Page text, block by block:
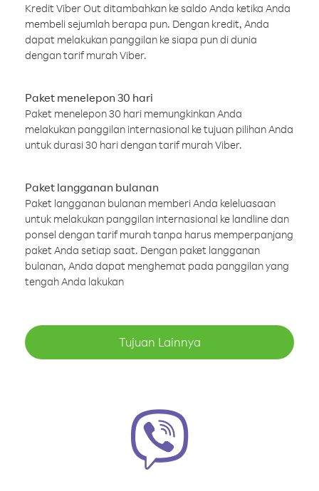
Kredit Viber Out ditambahkan ke saldo Anda ketika Anda
membeli sejumlah berapa pun. Dengan kredit, Anda
dapat melakukan panggilan ke siapa pun di dunia
dengan tarif murah Viber.
Paket menelepon 30 hari
Paket menelepon 30 hari memungkinkan Anda
melakukan panggilan internasional ke tujuan pilihan Anda
untuk durasi 30 hari dengan tarif murah Viber.
Paket langganan bulanan
Paket langganan bulanan memberi Anda keleluasaan
untuk melakukan panggilan internasional ke landline dan
ponsel dengan tarif murah tanpa harus memperpanjang
paket Anda setiap saat. Dengan paket langganan
bulanan, Anda dapat menghemat pada panggilan yang
tengah Anda lakukan
Tujuan Lainnya